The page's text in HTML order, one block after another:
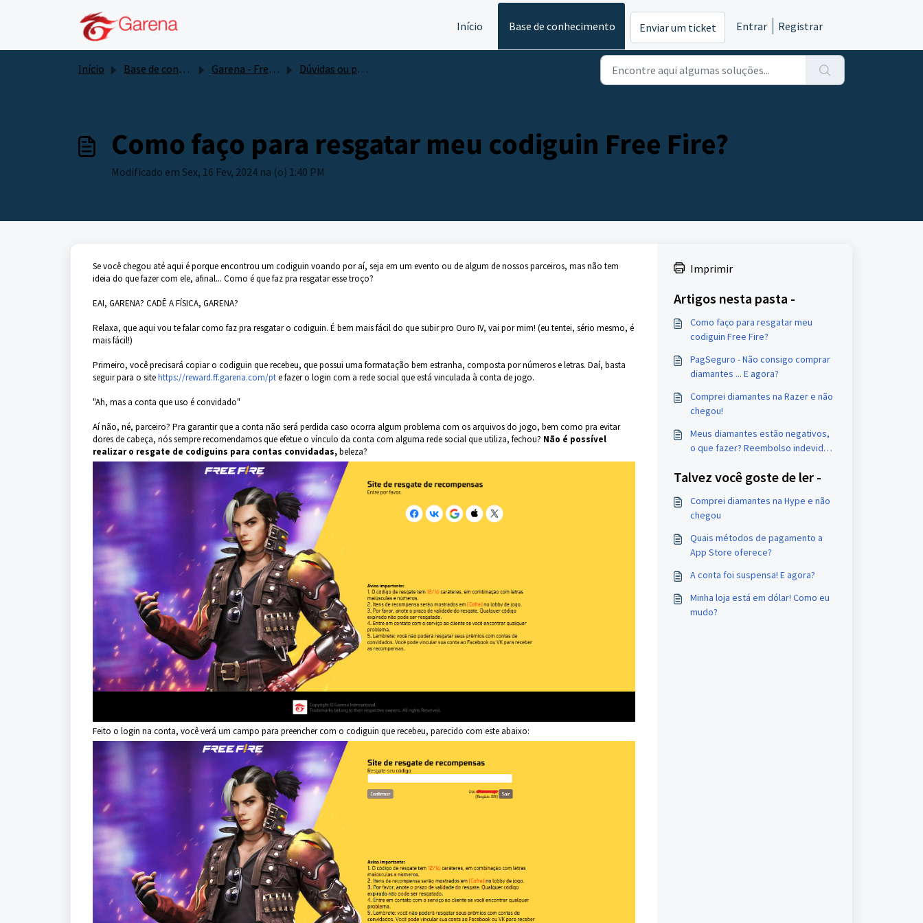
Início
Base de conhecimento Enviar um ticket Entrar Registrar
Início Base de conhecimento Garena - Free Fire Dúvidas ou problemas com compras
Como faço para resgatar meu codiguin Free Fire?
Modificado em Sex, 16 Fev, 2024 na (o) 1:40 PM
Se você chegou até aqui é porque encontrou um codiguin voando por aí, seja em um evento ou de algum de nossos parceiros, mas não tem
ideia do que fazer com ele, afinal... Como é que faz pra resgatar esse troço?
EAI, GARENA? CADÊ A FÍSICA, GARENA?
Relaxa, que aqui vou te falar como faz pra resgatar o codiguin. É bem mais fácil do que subir pro Ouro IV, vai por mim! (eu tentei, sério mesmo, é
mais fácil!)
Primeiro, você precisará copiar o codiguin que recebeu, que possui uma formatação bem estranha, composta por números e letras. Daí, basta
seguir para o sitehttps://reward.ff.garena.com/pte fazer o login com a rede social que está vinculada à conta de jogo.
"Ah, mas a conta que uso é convidado"
Aí não, né, parceiro? Pra garantir que a conta não será perdida caso ocorra algum problema com os arquivos do jogo, bem como pra evitar
dores de cabeça, nós sempre recomendamos que efetue o vínculo da conta com alguma rede social que utiliza, fechou? Não é possível
realizar o resgate de codiguins para contas convidadas,beleza?
Feito o login na conta, você verá um campo para preencher com o codiguin que recebeu, parecido com este abaixo:
Imprimir
Artigos nesta pasta -
Como faço para resgatar meu
codiguin Free Fire?
PagSeguro - Não consigo comprar
diamantes ... E agora?
Comprei diamantes na Razer e não
chegou!
Meus diamantes estão negativos,
o que fazer? Reembolso indevido
Talvez você goste de ler -
Comprei diamantes na Hype e não
chegou
Quais métodos de pagamento a
App Store oferece?
A conta foi suspensa! E agora?
Minha loja está em dólar! Como eu
mudo?